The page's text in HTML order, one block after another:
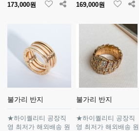
173,000원
169,000원
불가리 반지
★하이퀄리티 공장직
영 최저가 해외배송 원
불가리 반지
★하이퀄리티 공장직
영 최저가 해외배송 원